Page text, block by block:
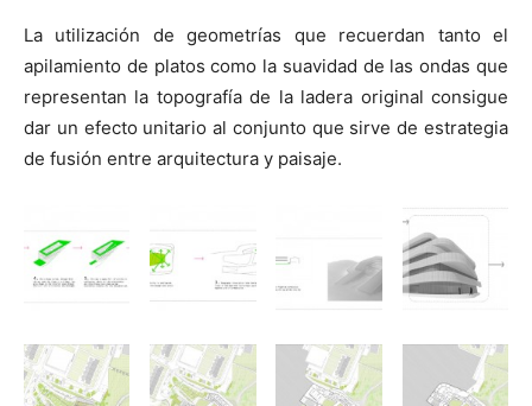
La utilización de geometrías que recuerdan tanto el
apilamiento de platos como la suavidad de las ondas que
representan la topografía de la ladera original consigue
dar un efecto unitario al conjunto que sirve de estrategia
de fusión entre arquitectura y paisaje.